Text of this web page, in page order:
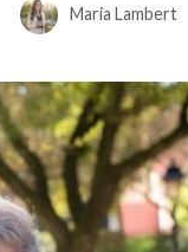
Maria Lambert